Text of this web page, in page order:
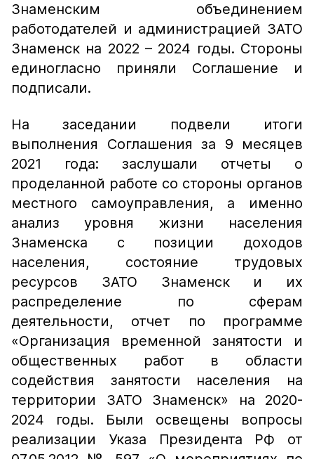
Знаменским объединением
работодателей и администрацией ЗАТО
Знаменск на 2022 – 2024 годы. Стороны
единогласно приняли Соглашение и
подписали.
На заседании подвели итоги
выполнения Соглашения за 9 месяцев
2021 года: заслушали отчеты о
проделанной работе со стороны органов
местного самоуправления, а именно
анализ уровня жизни населения
Знаменска с позиции доходов
населения, состояние трудовых
ресурсов ЗАТО Знаменск и их
распределение по сферам
деятельности, отчет по программе
«Организация временной занятости и
общественных работ в области
содействия занятости населения на
территории ЗАТО Знаменск» на 2020-
2024 годы. Были освещены вопросы
реализации Указа Президента РФ от